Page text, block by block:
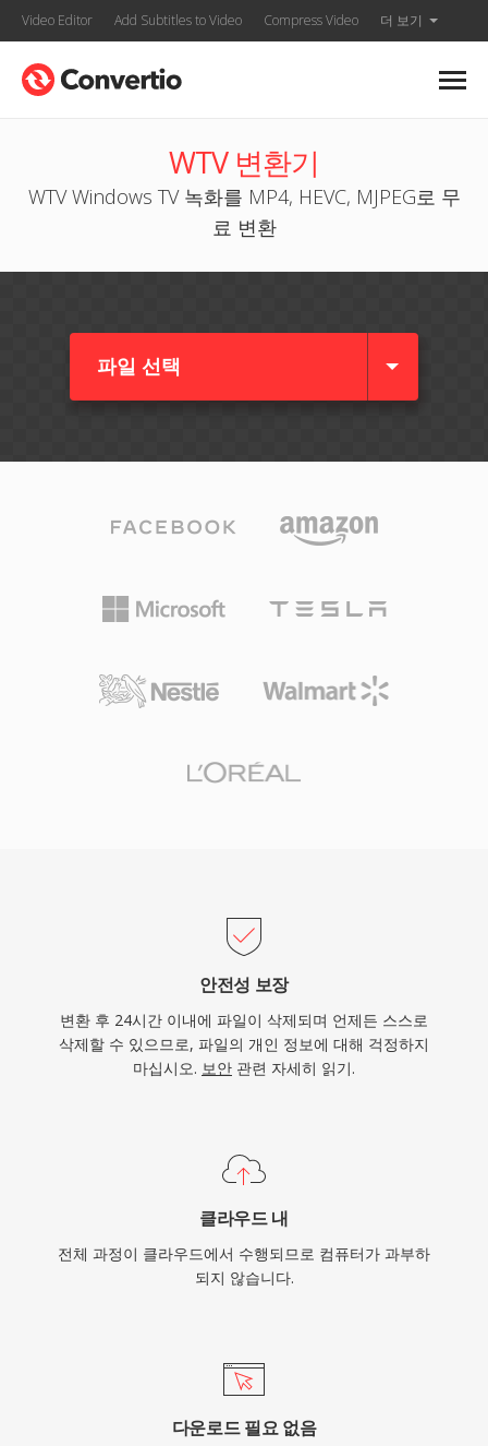
Video Editor Add Subtitles to Video Compress Video 더 보기
WTV 변환기
WTV Windows TV 녹화를 MP4, HEVC, MJPEG로 무
료 변환
파일 선택
안전성 보장
변환 후 24시간 이내에 파일이 삭제되며 언제든 스스로
삭제할 수 있으므로, 파일의 개인 정보에 대해 걱정하지
마십시오. 보안 관련 자세히 읽기.
클라우드 내
전체 과정이 클라우드에서 수행되므로 컴퓨터가 과부하
되지 않습니다.
다운로드 필요 없음